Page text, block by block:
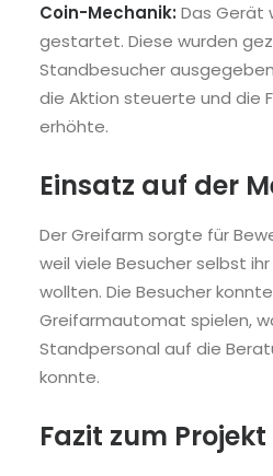
Coin-Mechanik: Das Gerät
gestartet. Diese wurden
Standbesucher
die Aktion steuerte und die
erhöhte.
Einsatz auf der
Der Greifarm sorgte für
weil viele Besucher selbst
wollten. Die Besucher
Greifarmautomat spielen,
Standpersonal auf die
konnte.
Fazit zum Projekt